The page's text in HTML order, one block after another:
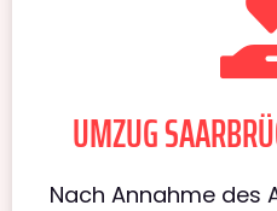
UMZUG
Nach Annahme des